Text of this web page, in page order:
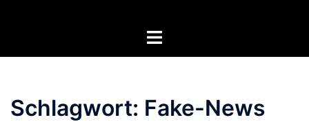
Menü
Schlagwort: Fake-News